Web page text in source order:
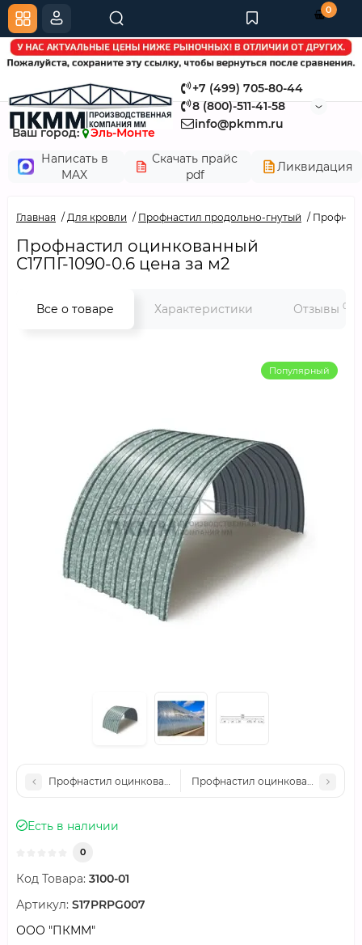
+7 (499) 705-80-44
8 (800)-511-41-58
info@pkmm.ru
Ваш город:
Эль-Монте
Написать в
MAX
Скачать прайс
pdf
Ликвидация
0
Главная Для кровли Профнастил продольно-гнутый
Профнастил оцинкованный
С17ПГ-1090-0.6 цена за м2
Все о товаре Характеристики Отзывы 0
Популярный
Профнастил оцинкованный С17ПГ-1090-0.55 цена за м2
Профнастил оцинкованный
Есть в наличии
0
Код Товара: 3100-01
Артикул: S17PRPG007
ООО "ПКММ"